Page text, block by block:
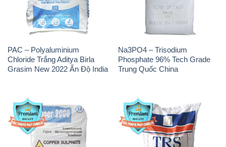
PAC – Polyaluminium
Chloride Trắng Aditya Birla
Grasim New 2022 Ấn Độ India
Na3PO4 – Trisodium
Phosphate 96% Tech Grade
Trung Quốc China